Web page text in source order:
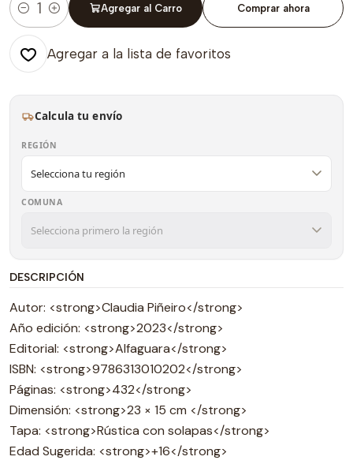
Cantidad
Agregar al Carro Comprar ahora
Agregar a la lista de favoritos
Calcula tu envío
REGIÓN
COMUNA
DESCRIPCIÓN
Autor: <strong>Claudia Piñeiro</strong>
Año edición: <strong>2023</strong>
Editorial: <strong>Alfaguara</strong>
ISBN: <strong>9786313010202</strong>
Páginas: <strong>432</strong>
Dimensión: <strong>23 × 15 cm </strong>
Tapa: <strong>Rústica con solapas</strong>
Edad Sugerida: <strong>+16</strong>